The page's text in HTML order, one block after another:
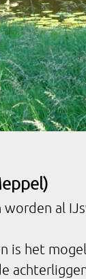
al
is het